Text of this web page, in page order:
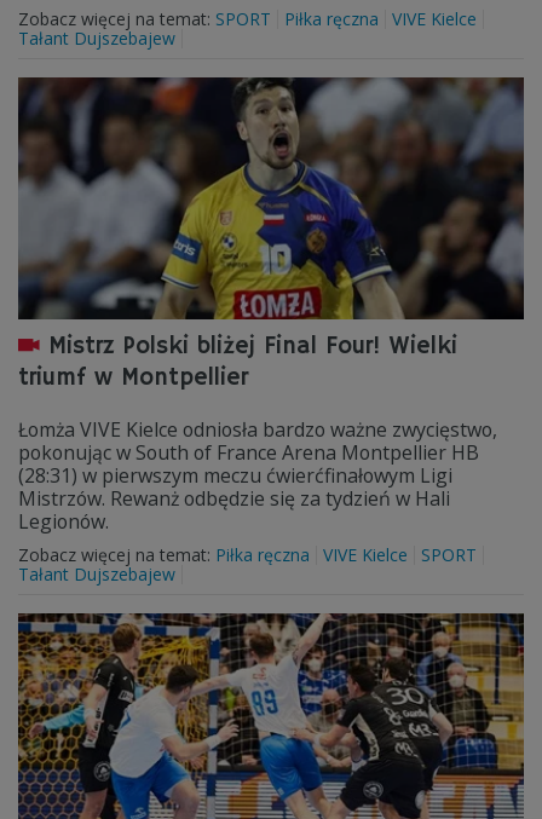
Zobacz więcej na temat: SPORT Piłka ręczna
VIVE Kielce
Tałant Dujszebajew
Mistrz Polski bliżej Final Four! Wielki
triumf w Montpellier
Łomża VIVE Kielce odniosła bardzo ważne zwycięstwo,
pokonując w South of France Arena Montpellier HB
(28:31) w pierwszym meczu ćwierćfinałowym Ligi
Mistrzów. Rewanż odbędzie się za tydzień w Hali
Legionów.
Zobacz więcej na temat: Piłka ręczna VIVE Kielce
SPORT
Tałant Dujszebajew